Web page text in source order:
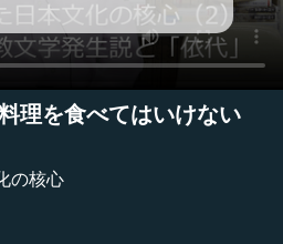
理を食べてはいけない
の核心